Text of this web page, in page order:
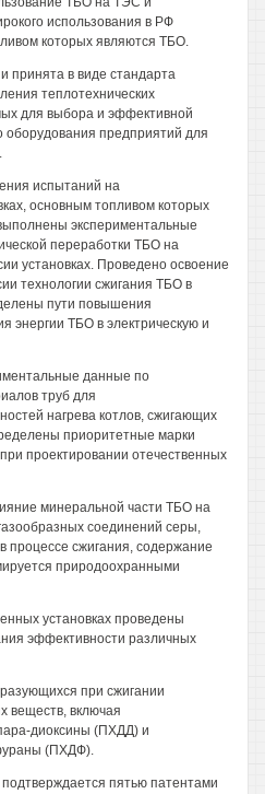
использования в РФ
которых являются ТБО.
принята в виде стандарта
теплотехнических
для выбора и эффективной
оборудования предприятий для
испытаний на
основным топливом которых
экспериментальные
переработки ТБО на
установках. Проведено освоение
технологии сжигания ТБО в
пути повышения
энергии ТБО в электрическую и
данные по
труб для
нагрева котлов, сжигающих
приоритетные марки
проектировании отечественных
минеральной части ТБО на
соединений серы,
сжигания, содержание
природоохранными
установках проведены
эффективности различных
при сжигании
веществ, включая
диоксины (ПХДД) и
(ПХДФ).
пятью патентами